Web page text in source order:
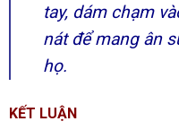
tay, dám chạm
nát để mang ân
họ.
KẾT LUẬN